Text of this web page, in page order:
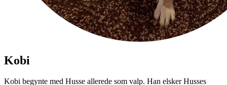
Kobi
Kobi begynte med Husse allerede som valp. Han elsker Husses